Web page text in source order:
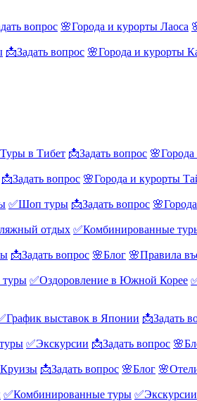
вопрос 🌸Города и курорты Лаоса
📩Задать вопрос 🌸Города и курорты
в Тибет 📩Задать вопрос
📩Задать вопрос 🌸Города и курорты
✅Шоп туры 📩Задать вопрос
отдых ✅Комбинированные
📩Задать вопрос 🌸Блог 🌸Правила
туры ✅Оздоровление в Южной Корее
выставок в Японии 📩Задать
✅Экскурсии 📩Задать вопрос
📩Задать вопрос 🌸Блог
✅Комбинированные туры ✅Экскурсии